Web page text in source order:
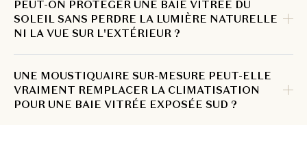
PEUT-ON PROTÉGER UNE BAIE VITRÉE DU
SOLEIL SANS PERDRE LA LUMIÈRE NATURELLE
NI LA VUE SUR L'EXTÉRIEUR ?
UNE MOUSTIQUAIRE SUR-MESURE PEUT-ELLE
VRAIMENT REMPLACER LA CLIMATISATION
POUR UNE BAIE VITRÉE EXPOSÉE SUD ?